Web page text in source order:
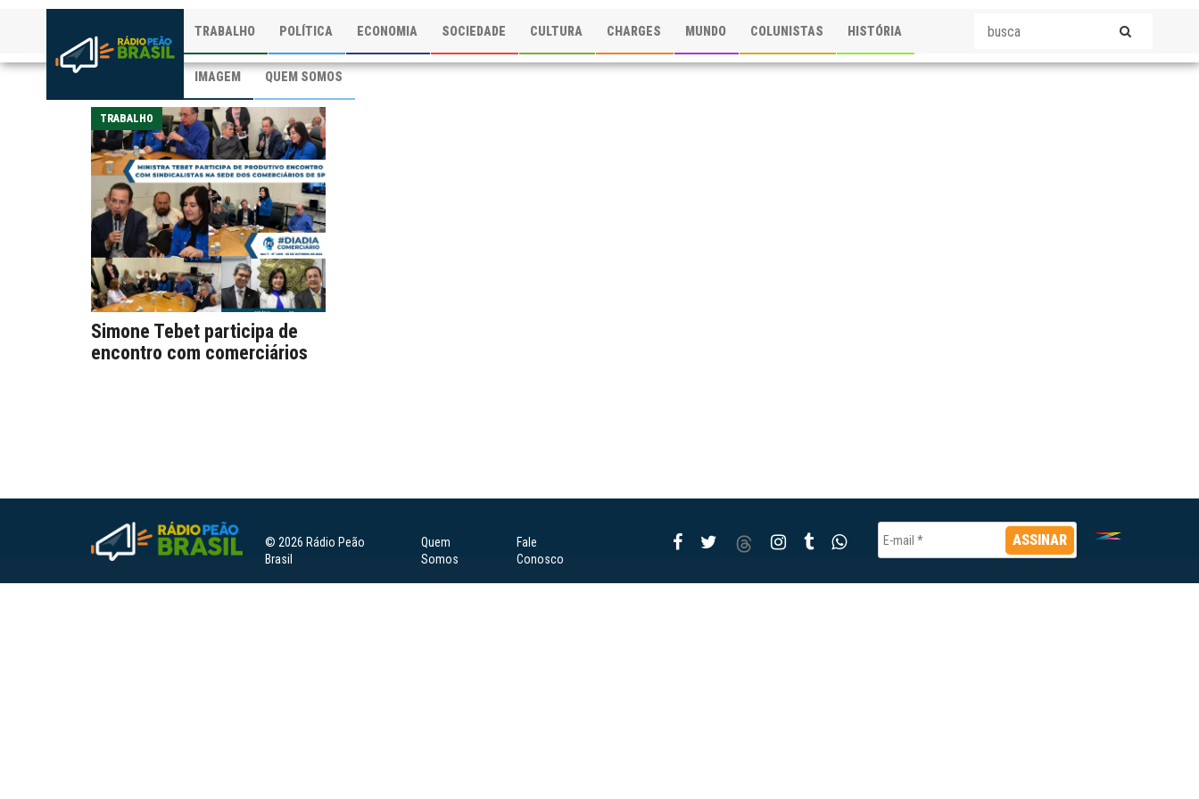
TRABALHO POLÍTICA ECONOMIA SOCIEDADE CULTURA CHARGES MUNDO COLUNISTAS HISTÓRIA
IMAGEM QUEM SOMOS
TRABALHO
Simone Tebet participa de
encontro com comerciários
© 2026 Rádio Peão
Brasil
Quem
Somos
Fale
Conosco